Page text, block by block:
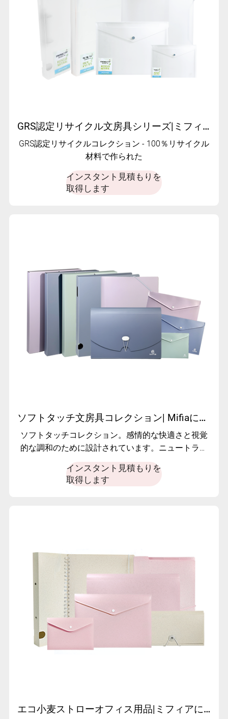
GRS認定リサイクル文房具シリーズ|ミフィアによる持続可能なオフィス用品
GRS認定リサイクルコレクション - 100％リサイクル
材料で作られた
インスタント見積もりを
取得します
ソフトタッチ文房具コレクション| Mifiaによるプレミアムカスタムオフィス用品
ソフトタッチコレクション。感情的な快適さと視覚
的な調和のために設計されています。ニュートラル
インスタント見積もりを
取得します
エコ小麦ストローオフィス用品|ミフィアによる天然繊維文房具